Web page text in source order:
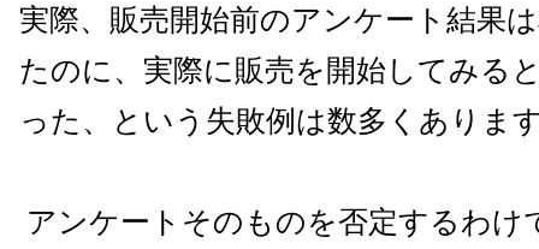
実際、販売開始前のアンケート結果
たのに、実際に販売を開始してみる
った、という失敗例は数多くありま
アンケートそのものを否定するわけ